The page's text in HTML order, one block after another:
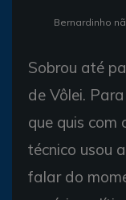
Bernardinho
Sobrou até
de Vôlei.
que quis com
técnico usou
falar do